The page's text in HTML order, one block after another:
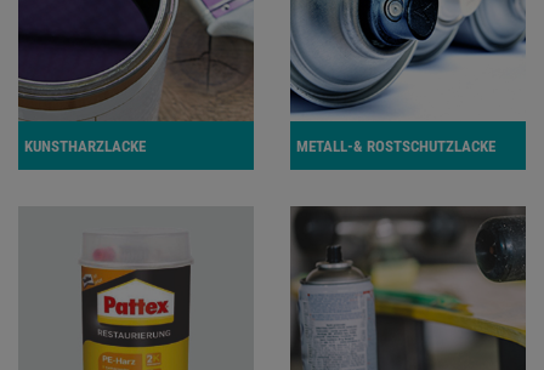
KUNSTHARZLACKE METALL-& ROSTSCHUTZLACKE